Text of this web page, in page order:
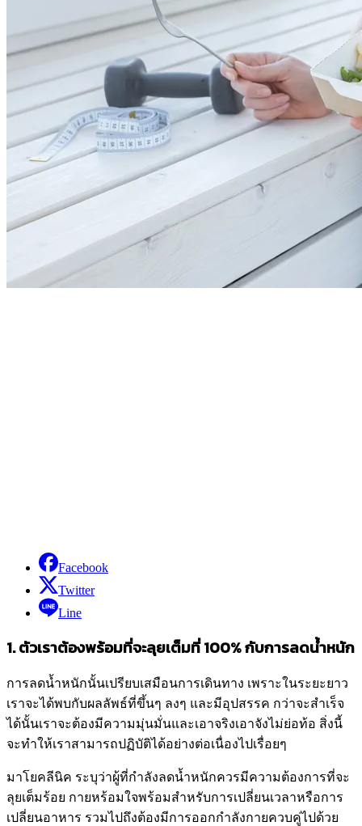
Facebook
Twitter
Line
1. ตัวเราต้องพร้อมที่จะลุยเต็มที่ 100% กับการลดน้ำหนัก
การลดน้ำหนักนั้นเปรียบเสมือนการเดินทาง เพราะในระยะยาว
เราจะได้พบกับผลลัพธ์ที่ขึ้นๆ ลงๆ และมีอุปสรรค กว่าจะสำเร็จ
ได้นั้นเราจะต้องมีความมุ่นมั่นและเอาจริงเอาจังไม่ย่อท้อ สิ่งนี้
จะทำให้เราสามารถปฏิบัติได้อย่างต่อเนื่องไปเรื่อยๆ
มาโยคลีนิค ระบุว่าผู้ที่กำลังลดน้ำหนักควรมีความต้องการที่จะ
ลุยเต็มร้อย กายหร้อมใจพร้อมสำหรับการเปลี่ยนเวลาหรือการ
เปลี่ยนอาหาร รวมไปถึงต้องมีการออกกำลังกายควบคู่ไปด้วย